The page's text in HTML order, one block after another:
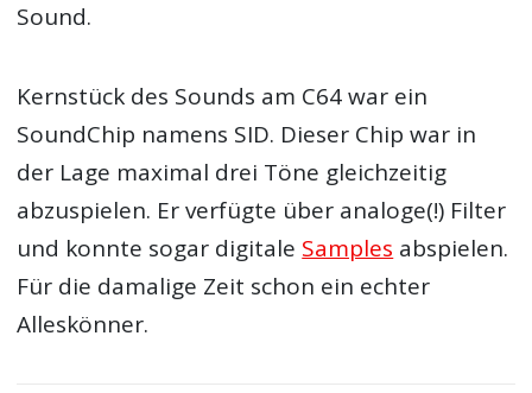
Sound.
Kernstück des Sounds am C64 war ein
SoundChip namens SID. Dieser Chip war in
der Lage maximal drei Töne gleichzeitig
abzuspielen. Er verfügte über analoge(!) Filter
und konnte sogar digitale Samples abspielen.
Für die damalige Zeit schon ein echter
Alleskönner.